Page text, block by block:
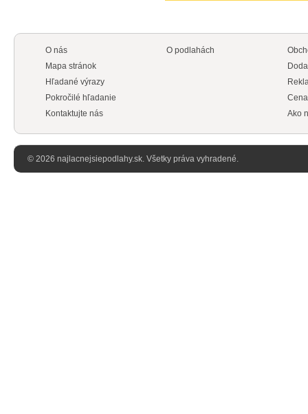
O nás
Mapa stránok
Hľadané výrazy
Pokročilé hľadanie
Kontaktujte nás
O podlahách
Ako
© 2026 najlacnejsiepodlahy.sk. Všetky práva vyhradené.